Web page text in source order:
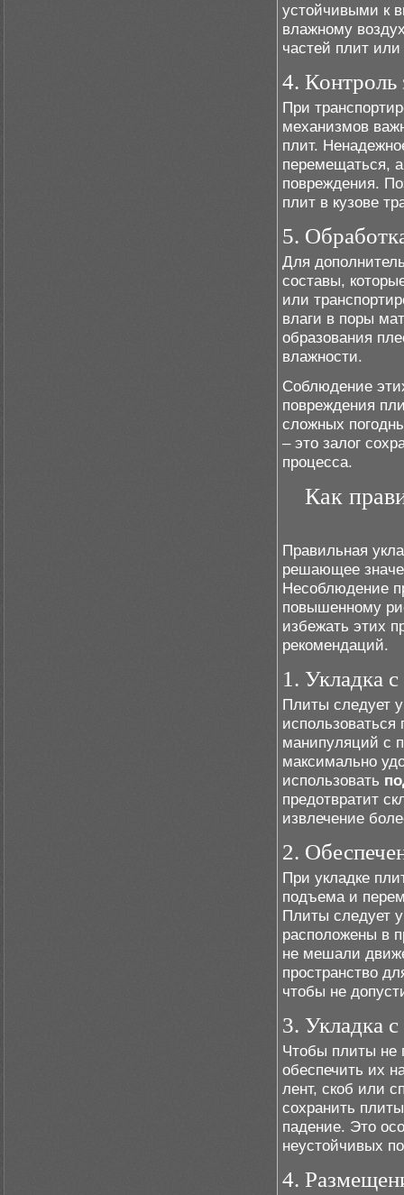
устойчивыми к
влажному
частей плит
4.
При
механизмов
плит.
перемещаться,
повреждения.
плит в кузове
5.
Для
составы,
или
влаги в поры
образования
влажности.
Соблюдение
повреждения
сложных
– это залог
процесса.
Как
Правильная
решающее
Несоблюдение
повышенному
избежать этих
рекомендаций.
1. Укладка
Плиты следует
манипуляций с
максимально
использовать
предотвратит
извлечение
2.
При укладке
подъема и
Плиты следует
расположены в
не мешали
пространство
чтобы не
3. Укладка
Чтобы плиты не
обеспечить их
лент, скоб или
сохранить
падение. Это
неустойчивых
4.